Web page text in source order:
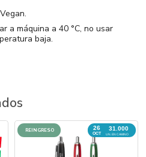
a máquina a 40 °C, no usar
baja.
26
OCT
31.000
UN. EN CAMINO
REINGRESO